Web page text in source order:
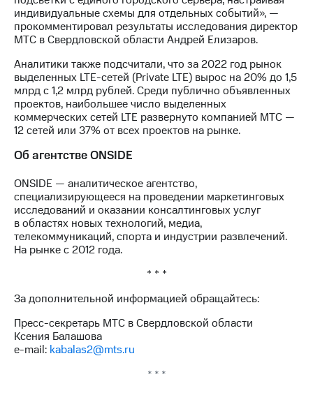
Описание
Программа
приобретения
Порядок
акций
Дивиденды
Рынок
облигаций
Описание
Еврооблигации-2023
Уведомление
погашении
именных
облигаций
Другое
Регистратор
развитие
На главную
индивидуальные схемы для отдельных событий», —
прокомментировал результаты исследования директор
МТС в Свердловской области Андрей Елизаров.
Аналитики также подсчитали, что за 2022 год рынок
выделенных LTE-сетей (Private LTE) вырос на 20% до 1,5
млрд с 1,2 млрд рублей. Среди публично объявленных
проектов, наибольшее число выделенных
коммерческих сетей LTE развернуто компанией МТС —
12 сетей или 37% от всех проектов на рынке.
Об агентстве ONSIDE
ONSIDE — аналитическое агентство,
специализирующееся на проведении маркетинговых
исследований и оказании консалтинговых услуг
в областях новых технологий, медиа,
телекоммуникаций, спорта и индустрии развлечений.
На рынке с 2012 года.
* * *
За дополнительной информацией обращайтесь:
Пресс-секретарь МТС в Свердловской области
Ксения Балашова
e-mail: kabalas2@mts.ru
* * *